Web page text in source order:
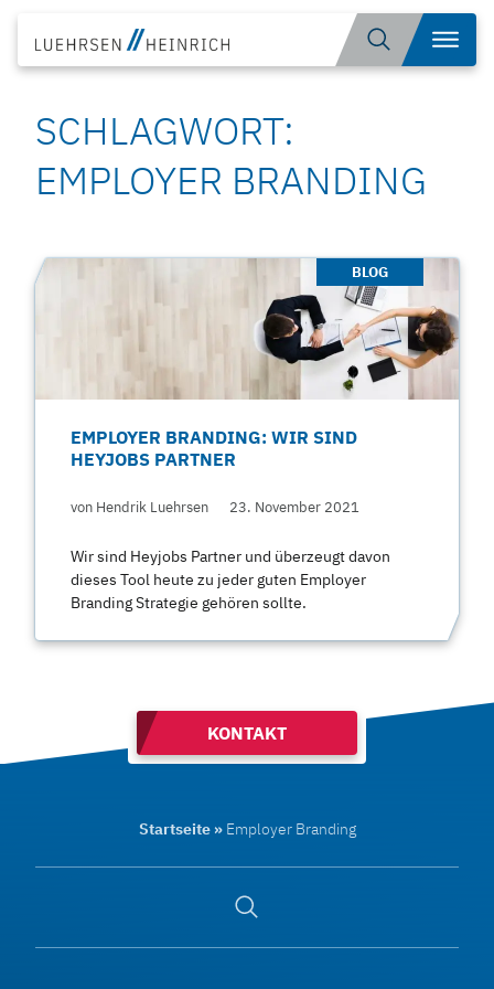
Inhalt
springen
Suche
öffnen
Menü
SCHLAGWORT:
EMPLOYER BRANDING
BLOG
EMPLOYER BRANDING: WIR SIND
HEYJOBS PARTNER
von Hendrik Luehrsen 23. November 2021
Wir sind Heyjobs Partner und überzeugt davon
dieses Tool heute zu jeder guten Employer
Branding Strategie gehören sollte.
KONTAKT
Startseite» Employer Branding
Suche